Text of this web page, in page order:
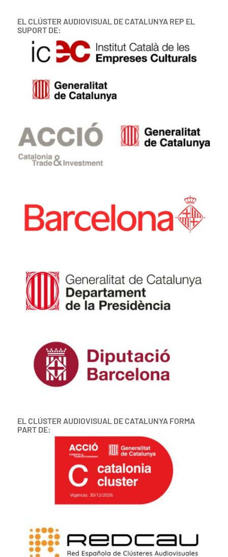
EL CLÚSTER AUDIOVISUAL DE CATALUNYA REP EL
SUPORT DE:
EL CLÚSTER AUDIOVISUAL DE CATALUNYA FORMA
PART DE: